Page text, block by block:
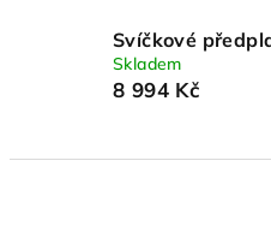
Svíčkové
Skladem
8 994 Kč